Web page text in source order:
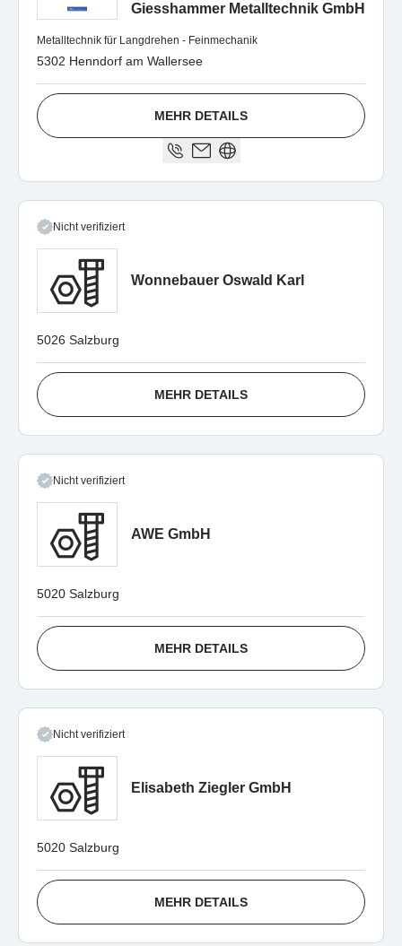
Giesshammer Metalltechnik GmbH
Metalltechnik für Langdrehen - Feinmechanik
5302 Henndorf am Wallersee
MEHR DETAILS
Nicht verifiziert
Wonnebauer Oswald Karl
5026 Salzburg
MEHR DETAILS
Nicht verifiziert
AWE GmbH
5020 Salzburg
MEHR DETAILS
Nicht verifiziert
Elisabeth Ziegler GmbH
5020 Salzburg
MEHR DETAILS